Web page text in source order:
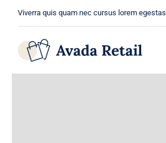
content
Viverra quis quam nec cursus lorem egestas